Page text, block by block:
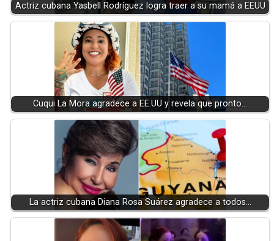
Actriz cubana Yasbell Rodríguez logra traer a su mamá a EEUU
Cuqui La Mora agradece a EE.UU y revela que pronto…
La actriz cubana Diana Rosa Suárez agradece a todos…